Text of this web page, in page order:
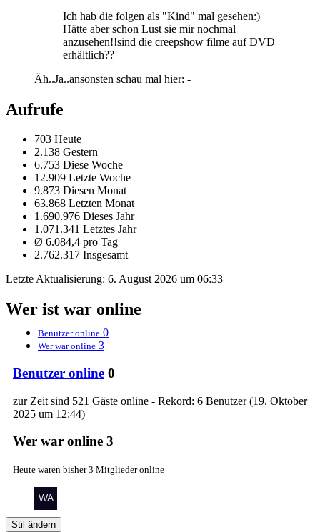
Ich hab die folgen als "Kind" mal gesehen:)
Hätte aber schon Lust sie mir nochmal
anzusehen!!sind die creepshow filme auf DVD
erhältlich??
Äh..Ja..ansonsten schau mal hier: -
Aufrufe
703 Heute
2.138 Gestern
6.753 Diese Woche
12.909 Letzte Woche
9.873 Diesen Monat
63.868 Letzten Monat
1.690.976 Dieses Jahr
1.071.341 Letztes Jahr
Ø 6.084,4 pro Tag
2.762.317 Insgesamt
Letzte Aktualisierung: 6. August 2026 um 06:33
Wer ist war online
Benutzer online 0
Wer war online 3
Benutzer online 0
zur Zeit sind 521 Gäste online - Rekord: 6 Benutzer (19. Oktober
2025 um 12:44)
Wer war online 3
Heute waren bisher 3 Mitglieder online
Stil ändern